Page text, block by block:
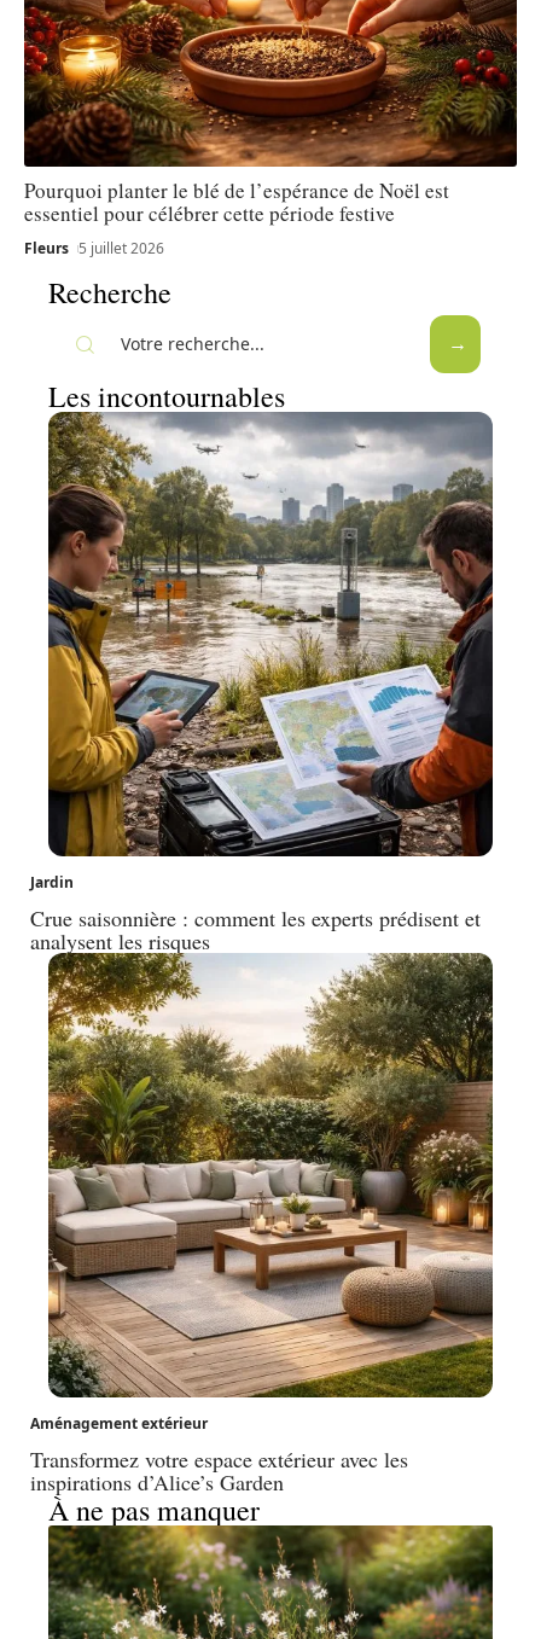
Pourquoi planter le blé de l’espérance de Noël est
essentiel pour célébrer cette période festive
Fleurs 5 juillet 2026
Recherche
Les incontournables
Jardin
Crue saisonnière : comment les experts prédisent et
analysent les risques
Aménagement extérieur
Transformez votre espace extérieur avec les
inspirations d’Alice’s Garden
À ne pas manquer